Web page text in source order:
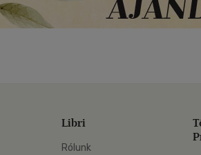
Libri
Rólunk